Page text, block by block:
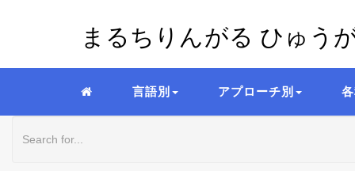
まるちりんがる ひゅう
言語別 アプローチ別